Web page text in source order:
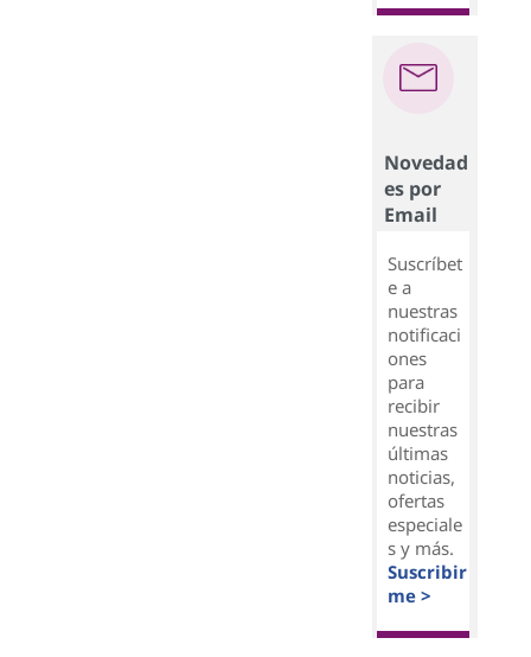
Novedad
es por
Email
Suscríbet
e a
nuestras
notificaci
ones
para
recibir
nuestras
últimas
noticias,
ofertas
especiale
s y más.
Suscribir
me >